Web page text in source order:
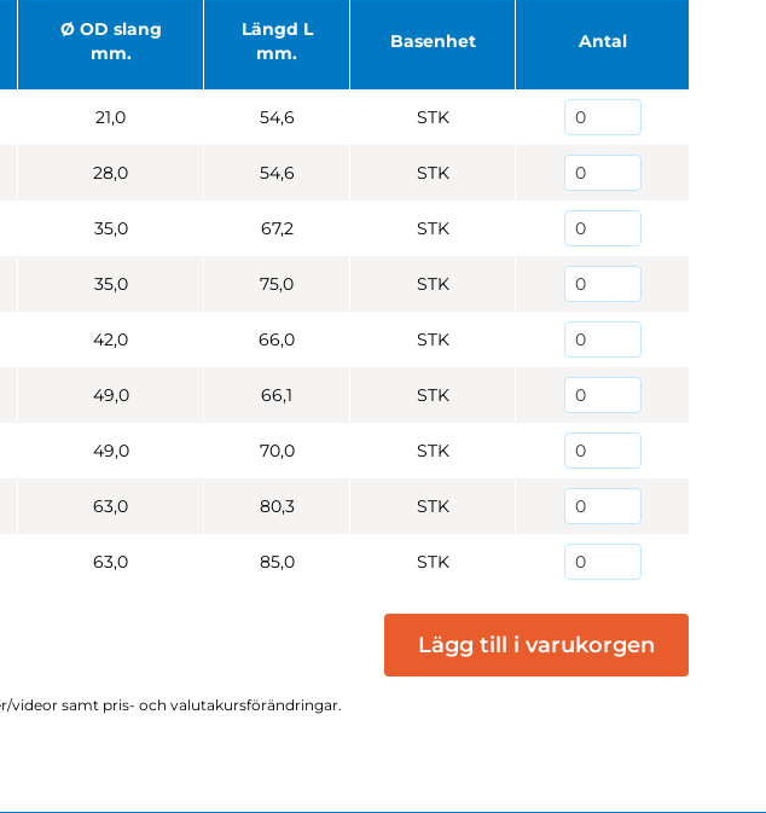
Ø OD slang
mm.
Längd L
mm.
Basenhet Antal
21,0 54,6 STK
28,0 54,6 STK
35,0 67,2 STK
35,0 75,0 STK
42,0 66,0 STK
49,0 66,1 STK
49,0 70,0 STK
63,0 80,3 STK
63,0 85,0 STK
Lägg till i varukorgen
videor samt pris- och valutakursförändringar.